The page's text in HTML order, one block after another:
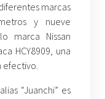
marcas
y nueve
marca Nissan
HCY8909, una
efectivo.
“Juanchi” es